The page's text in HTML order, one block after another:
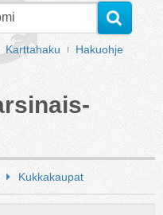
Karttahaku Hakuohje
Kukkakaupat